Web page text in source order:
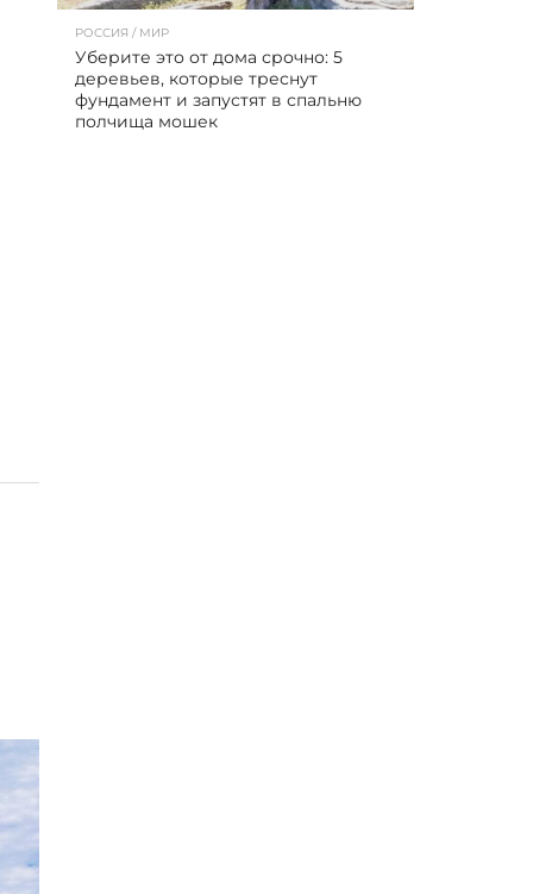
РОССИЯ / МИР
Уберите это от дома срочно: 5
деревьев, которые треснут
фундамент и запустят в спальню
полчища мошек